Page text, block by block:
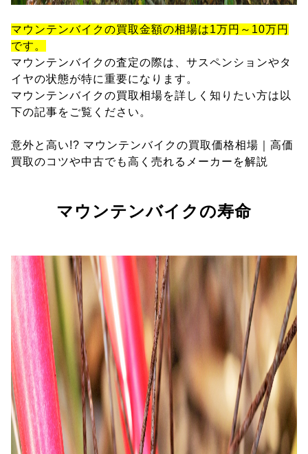
マウンテンバイクの買取金額の相場は1万円～10万円
です。
マウンテンバイクの査定の際は、サスペンションやタ
イヤの状態が特に重要になります。
マウンテンバイクの買取相場を詳しく知りたい方は以
下の記事をご覧ください。
意外と高い!? マウンテンバイクの買取価格相場｜高価
買取のコツや中古でも高く売れるメーカーを解説
マウンテンバイクの寿命